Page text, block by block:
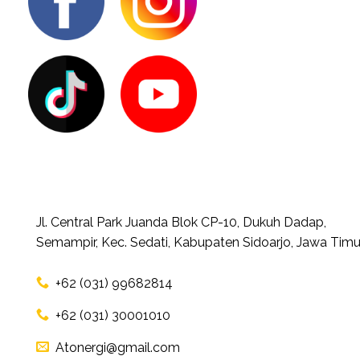
Jl. Central Park Juanda Blok CP-10, Dukuh Dadap,
Semampir, Kec. Sedati, Kabupaten Sidoarjo, Jawa
+62 (031) 99682814
+62 (031) 30001010
Atonergi@gmail.com